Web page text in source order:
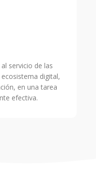
servicio de las
digital,
en una tarea
efectiva.